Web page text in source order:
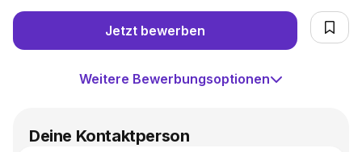
Jetzt bewerben
Weitere Bewerbungsoptionen
Deine Kontaktperson